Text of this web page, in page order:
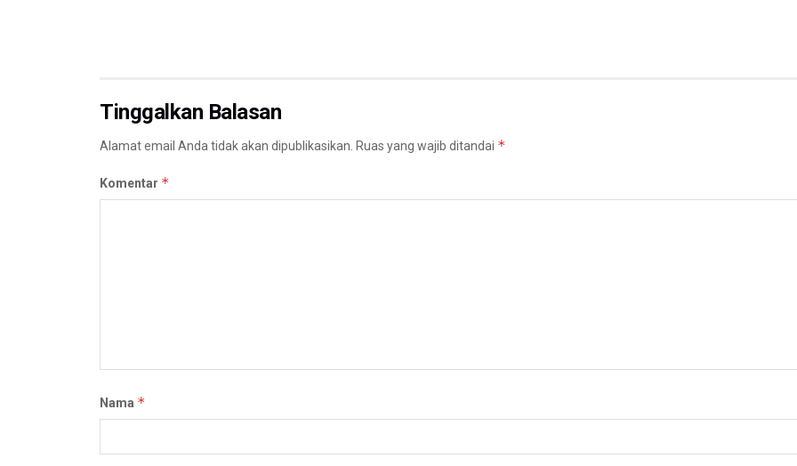
Tinggalkan Balasan
Alamat email Anda tidak akan dipublikasikan. Ruas yang wajib ditandai *
Komentar *
Nama *